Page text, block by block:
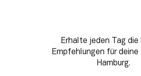
Erhalte jeden Tag die
Empfehlungen für deine
Hamburg.